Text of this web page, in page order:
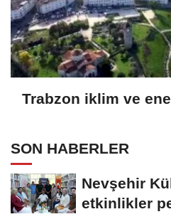
Trabzon iklim ve
SON HABERLER
Nevşehir
etkinlikler